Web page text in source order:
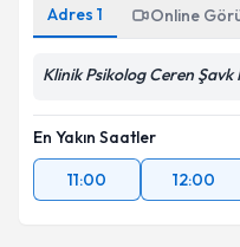
Adres 1 Online
Klinik Psikolog Ceren Şavk
En Yakın Saatler
11:00
12:00